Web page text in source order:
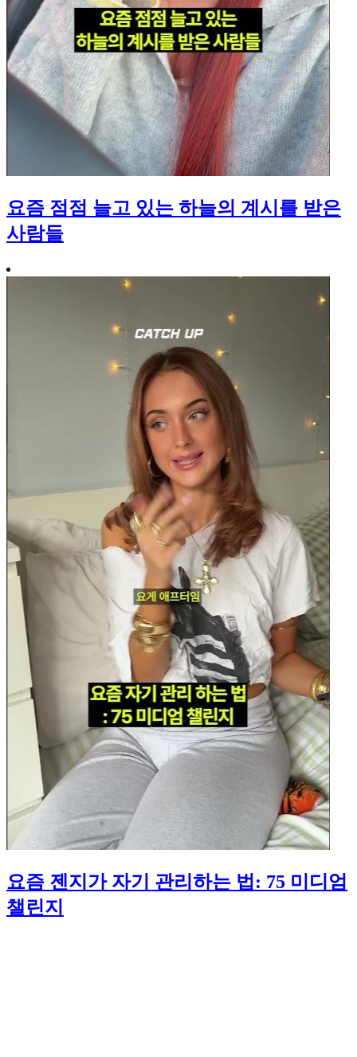
요즘 점점 늘고 있는 하늘의 계시를 받은
사람들
요즘 젠지가 자기 관리하는 법: 75 미디엄
챌린지